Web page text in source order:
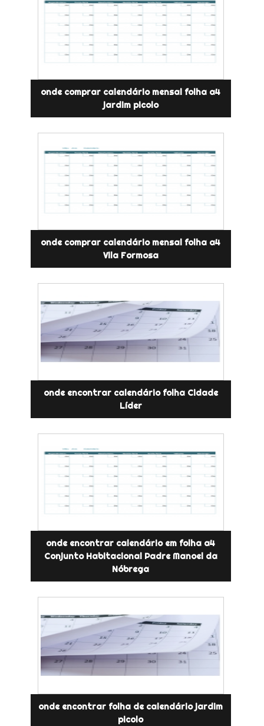
onde comprar calendário mensal folha a4
jardim picolo
onde comprar calendário mensal folha a4
Vila Formosa
onde encontrar calendário folha Cidade
Líder
onde encontrar calendário em folha a4
Conjunto Habitacional Padre Manoel da
Nóbrega
onde encontrar folha de calendário jardim
picolo